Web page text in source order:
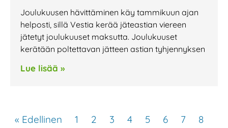
Joulukuusen hävittäminen käy tammikuun ajan
helposti, sillä Vestia kerää jäteastian viereen
jätetyt joulukuuset maksutta. Joulukuuset
kerätään poltettavan jätteen astian tyhjennyksen
Lue lisää »
« Edellinen 1 2 3 4 5 6 7
8